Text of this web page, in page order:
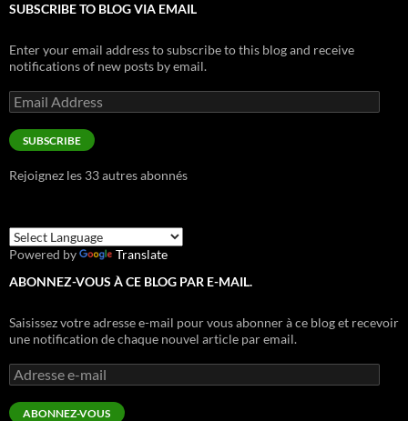
SUBSCRIBE TO BLOG VIA EMAIL
Enter your email address to subscribe to this blog and receive
notifications of new posts by email.
Email
Address
SUBSCRIBE
Rejoignez les 33 autres abonnés
Powered by
Translate
ABONNEZ-VOUS À CE BLOG PAR E-MAIL.
Saisissez votre adresse e-mail pour vous abonner à ce blog et recevoir
une notification de chaque nouvel article par email.
Adresse
e-
mail
ABONNEZ-VOUS